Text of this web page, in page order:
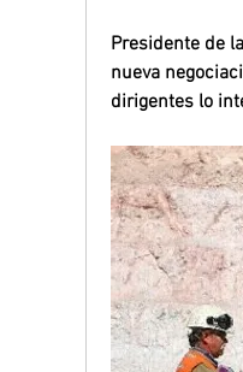
Presidente de
nueva
dirigentes lo